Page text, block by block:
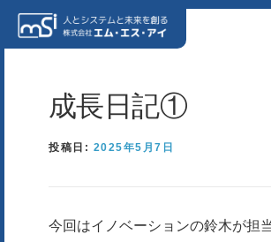
コンテンツへスキップ
NEWS ブログ お問い合わせ
成長日記①
投稿日: 2025年5月7日
今回はイノベーションの鈴木が担